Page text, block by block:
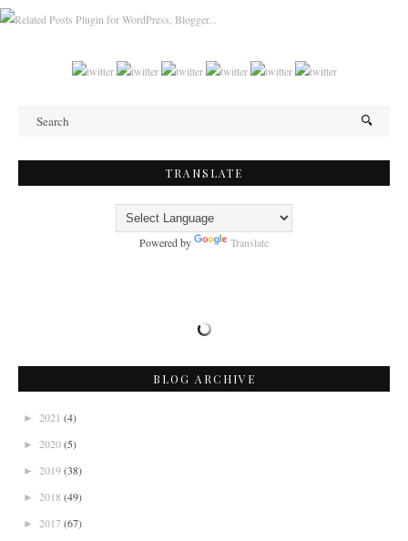
TRANSLATE
Powered by Translate
BLOG ARCHIVE
► 2021 (4)
► 2020(5)
► 2019(38)
► 2018 (49)
► 2017 (67)